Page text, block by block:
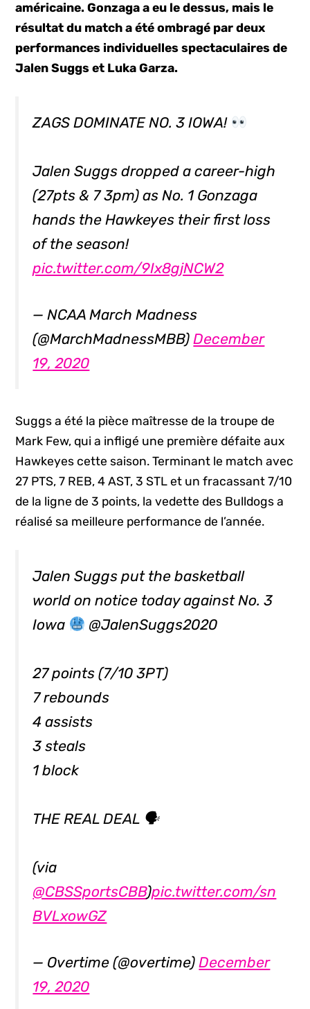
américaine. Gonzaga a eu le dessus, mais le
résultat du match a été ombragé par deux
performances individuelles spectaculaires de
Jalen Suggs et Luka Garza.
ZAGS DOMINATE NO. 3 IOWA!
Jalen Suggs dropped a career-high
(27pts & 7 3pm) as No. 1 Gonzaga
hands the Hawkeyes their first loss
of the season!
pic.twitter.com/9Ix8gjNCW2
— NCAA March Madness
(@MarchMadnessMBB)December
19, 2020
Suggs a été la pièce maîtresse de la troupe de
Mark Few, qui a infligé une première défaite aux
Hawkeyes cette saison. Terminant le match avec
27 PTS, 7 REB, 4 AST, 3 STL et un fracassant 7/10
de la ligne de 3 points, la vedette des Bulldogs a
réalisé sa meilleure performance de l’année.
Jalen Suggs put the basketball
world on notice today against No. 3
Iowa
@JalenSuggs2020
27 points (7/10 3PT)
7 rebounds
4 assists
3 steals
1 block
THE REAL DEAL 🗣
(via
@CBSSportsCBB)pic.twitter.com/sn
BVLxowGZ
— Overtime (@overtime)December
19, 2020